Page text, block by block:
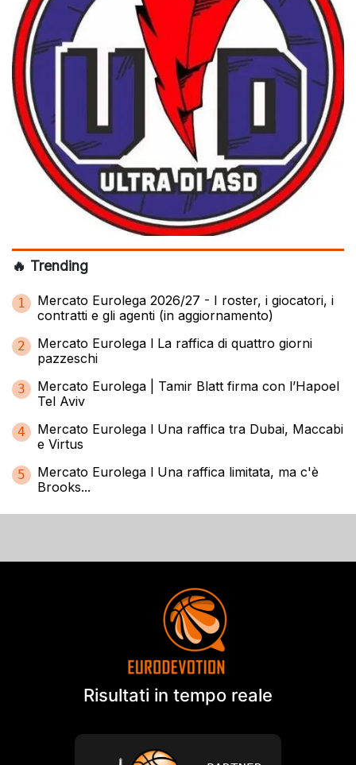
🔥 Trending
1
Mercato Eurolega 2026/27 - I roster, i giocatori, i
contratti e gli agenti (in aggiornamento)
2
Mercato Eurolega l La raffica di quattro giorni
pazzeschi
3
Mercato Eurolega | Tamir Blatt firma con l’Hapoel
Tel Aviv
4
Mercato Eurolega l Una raffica tra Dubai, Maccabi
e Virtus
5
Mercato Eurolega l Una raffica limitata, ma c'è
Brooks...
Risultati in tempo reale